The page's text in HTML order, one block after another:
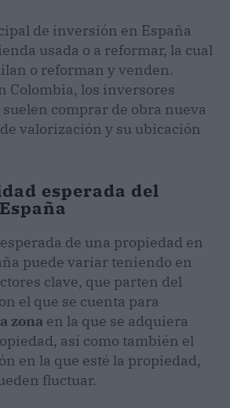
de inversión en España
usada o a reformar, la cual
o reforman y venden.
Colombia, los inversores
comprar de obra nueva
valorización y su ubicación
esperada del
de una propiedad en
puede variar teniendo en
clave, que parten del
el que se cuenta para
zona en la que se adquiera
así como también el
en la que esté la propiedad,
fluctuar.